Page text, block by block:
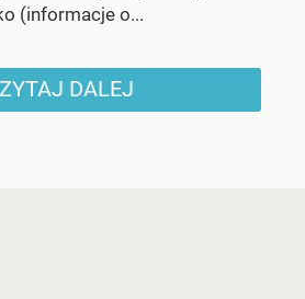
(informacje o...
DALEJ